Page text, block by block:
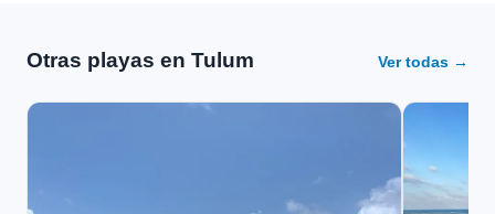
Otras playas en Tulum Ver todas →